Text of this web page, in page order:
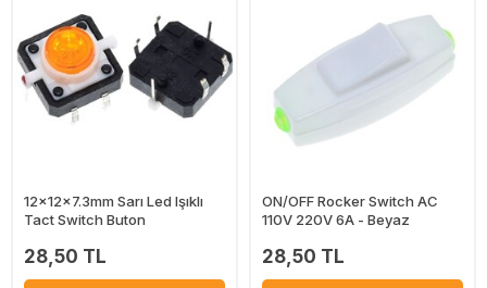
12x12x7.3mm Sarı Led Işıklı
Tact Switch Buton
28,50 TL
ON/OFF Rocker Switch AC
110V 220V 6A - Beyaz
28,50 TL